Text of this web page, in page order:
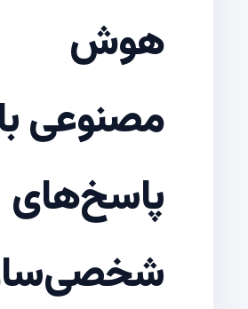
هوش
مصنوعی با
پاسخ‌های